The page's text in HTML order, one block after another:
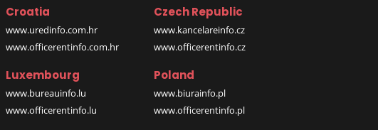
Croatia
www.uredinfo.com.hr
www.officerentinfo.com.hr
Czech Republic
www.kancelareinfo.cz
www.officerentinfo.cz
Luxembourg
www.bureauinfo.lu
www.officerentinfo.lu
Poland
www.biurainfo.pl
www.officerentinfo.pl